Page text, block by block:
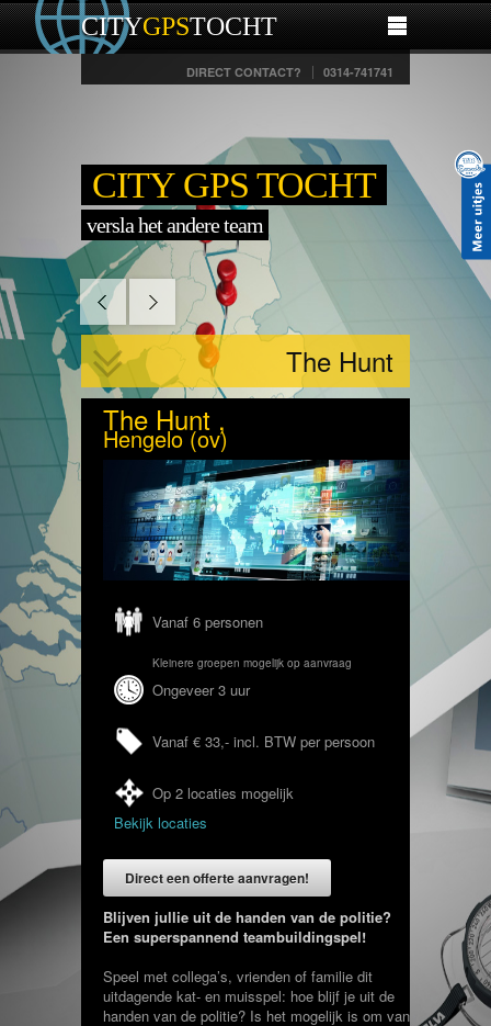
CITYGPSTOCHT
DIRECT CONTACT? 0314-741741
CITY GPS TOCHT
versla het andere team
The Hunt
The Hunt ,
Hengelo (ov)
Vanaf 6 personen
Kleinere groepen mogelijk op aanvraag
Ongeveer 3 uur
Vanaf € 33,- incl. BTW per persoon
Op 2 locaties mogelijk
Bekijk locaties
Direct een offerte aanvragen!
Blijven jullie uit de handen van de politie?
Een superspannend teambuildingspel!
Speel met collega’s, vrienden of familie dit
uitdagende kat- en muisspel: hoe blijf je uit de
handen van de politie? Is het mogelijk is om van